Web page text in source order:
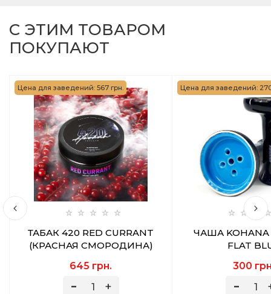
С ЭТИМ ТОВАРОМ
ПОКУПАЮТ
Цена для заведений: 567 грн.
ТАБАК 420 RED CURRANT
(КРАСНАЯ СМОРОДИНА)
645 грн.
Цена для заведений:
ЧАША KOHANA
FLAT
300